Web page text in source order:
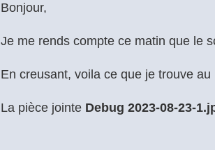
Bonjour,
Je me rends compte ce matin que le
En creusant, voila ce que je trouve
La pièce jointe Debug 2023-08-23-